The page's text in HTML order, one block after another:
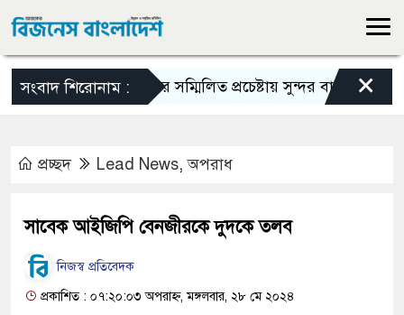
সংবাদ শিরোনাম :সবার সম্মিলিত প্রচেষ্টায় সুন্দর বাংলাদেশ গড়তে চাই:
×
প্রচ্ছদ Lead News,অপরাধ
সাবেক আইজিপি বেনজীরকে দুদকে তলব
নিজস্ব প্রতিবেদক
প্রকাশিত : ০৭:২০:০৩ অপরাহ্ন, মঙ্গলবার, ২৮ মে ২০২৪